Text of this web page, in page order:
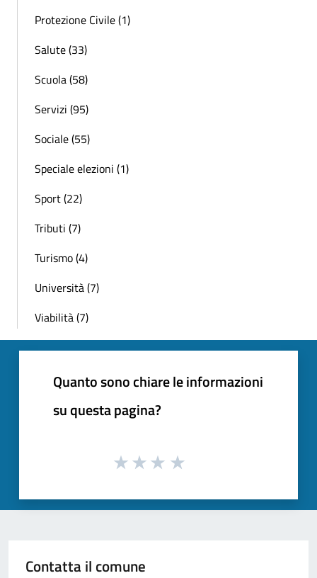
Protezione Civile (1)
Salute (33)
Scuola (58)
Servizi (95)
Sociale (55)
Speciale elezioni (1)
Sport (22)
Tributi (7)
Turismo (4)
Università (7)
Viabilità (7)
Quanto sono chiare le informazioni
su questa pagina?
Contatta il comune